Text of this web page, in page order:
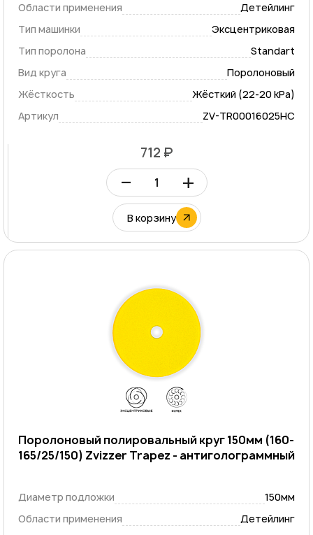
Области применения
Детейлинг
Тип машинки
Эксцентриковая
Тип поролона
Standart
Вид круга
Поролоновый
Жёсткость
Жёсткий (22-20 kPa)
Артикул
ZV-TR00016025HC
712 ₽
– +
В корзину
Поролоновый полировальный круг 150мм (160-
165/25/150) Zvizzer Trapez - антиголограммный
Диаметр подложки
150мм
Области применения
Детейлинг